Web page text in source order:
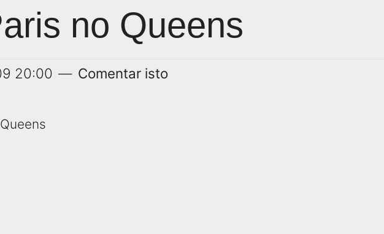
no Queens
20:00 Comentar isto